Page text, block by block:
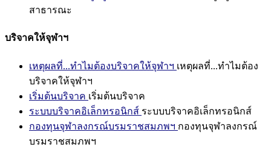
สาธารณะ
บริจาคให้จุฬาฯ
เหตุผลที่...ทำไมต้องบริจาคให้จุฬาฯ เหตุผลที่...ทำไมต้อง
บริจาคให้จุฬาฯ
เริ่มต้นบริจาค เริ่มต้นบริจาค
ระบบบริจาคอิเล็กทรอนิกส์ ระบบบริจาคอิเล็กทรอนิกส์
กองทุนจุฬาลงกรณ์บรมราชสมภพฯ กองทุนจุฬาลงกรณ์
บรมราชสมภพฯ